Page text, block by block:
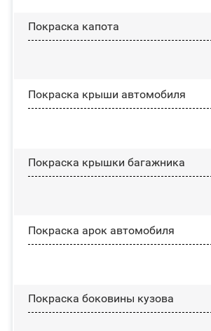
Покраска капота
Покраска крыши автомобиля
Покраска крышки багажника
Покраска арок автомобиля
Покраска боковины кузова